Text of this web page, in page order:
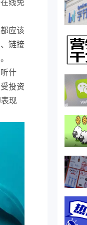
线免
应该
链接
什
投资
现